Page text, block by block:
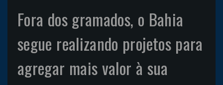
Fora dos gramados, o Bahia
segue realizando projetos para
agregar mais valor à sua